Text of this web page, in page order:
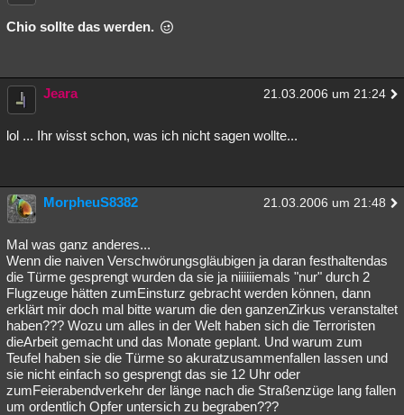
Chio sollte das werden.
Jeara 21.03.2006 um 21:24
lol ... Ihr wisst schon, was ich nicht sagen wollte...
MorpheuS8382 21.03.2006 um 21:48
Mal was ganz anderes...
Wenn die naiven Verschwörungsgläubigen ja daran festhaltendas
die Türme gesprengt wurden da sie ja niiiiiiemals "nur" durch 2
Flugzeuge hätten zumEinsturz gebracht werden können, dann
erklärt mir doch mal bitte warum die den ganzenZirkus veranstaltet
haben??? Wozu um alles in der Welt haben sich die Terroristen
dieArbeit gemacht und das Monate geplant. Und warum zum
Teufel haben sie die Türme so akuratzusammenfallen lassen und
sie nicht einfach so gesprengt das sie 12 Uhr oder
zumFeierabendverkehr der länge nach die Straßenzüge lang fallen
um ordentlich Opfer untersich zu begraben???